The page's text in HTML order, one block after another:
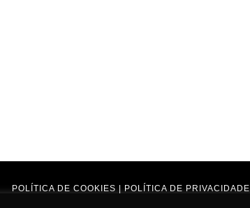
POLÍTICA DE COOKIES
POLÍTICA DE PRIVACIDADE